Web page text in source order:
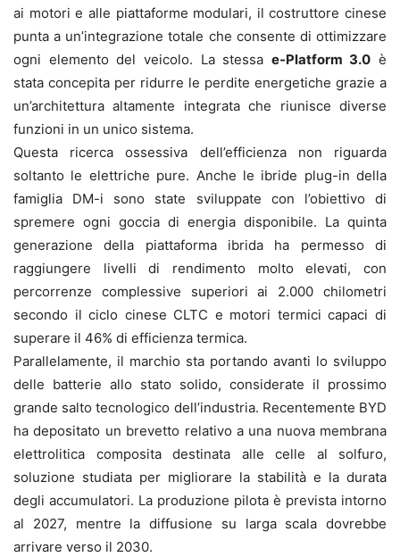
ai motori e alle piattaforme modulari, il costruttore cinese
punta a un’integrazione totale che consente di ottimizzare
ogni elemento del veicolo. La stessa e-Platform 3.0 è
stata concepita per ridurre le perdite energetiche grazie a
un’architettura altamente integrata che riunisce diverse
funzioni in un unico sistema.
Questa ricerca ossessiva dell’efficienza non riguarda
soltanto le elettriche pure. Anche le ibride plug-in della
famiglia DM-i sono state sviluppate con l’obiettivo di
spremere ogni goccia di energia disponibile. La quinta
generazione della piattaforma ibrida ha permesso di
raggiungere livelli di rendimento molto elevati, con
percorrenze complessive superiori ai 2.000 chilometri
secondo il ciclo cinese CLTC e motori termici capaci di
superare il 46% di efficienza termica.
Parallelamente, il marchio sta portando avanti lo sviluppo
delle batterie allo stato solido, considerate il prossimo
grande salto tecnologico dell’industria. Recentemente BYD
ha depositato un brevetto relativo a una nuova membrana
elettrolitica composita destinata alle celle al solfuro,
soluzione studiata per migliorare la stabilità e la durata
degli accumulatori. La produzione pilota è prevista intorno
al 2027, mentre la diffusione su larga scala dovrebbe
arrivare verso il 2030.